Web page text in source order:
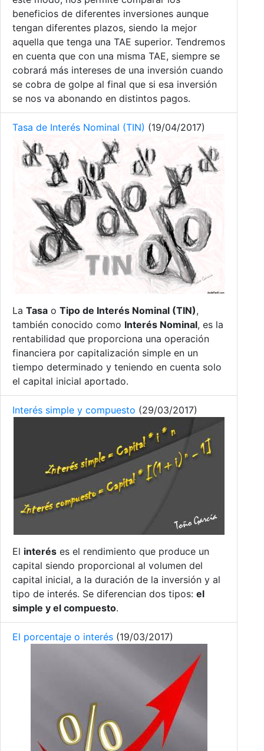
beneficios de diferentes inversiones aunque
tengan diferentes plazos, siendo la mejor
aquella que tenga una TAE superior. Tendremos
en cuenta que con una misma TAE, siempre se
cobrará más intereses de una inversión cuando
se cobra de golpe al final que si esa inversión
se nos va abonando en distintos pagos.
Tasa de Interés Nominal (TIN) (19/04/2017)
La Tasa o Tipo de Interés Nominal (TIN),
también conocido como Interés Nominal, es la
rentabilidad que proporciona una operación
financiera por capitalización simple en un
tiempo determinado y teniendo en cuenta solo
el capital inicial aportado.
Interés simple y compuesto (29/03/2017)
El interés es el rendimiento que produce un
capital siendo proporcional al volumen del
capital inicial, a la duración de la inversión y al
tipo de interés. Se diferencian dos tipos: el
simple y el compuesto.
El porcentaje o interés (19/03/2017)